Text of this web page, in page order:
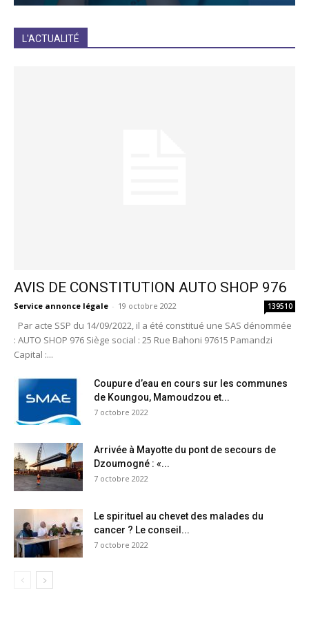
L'ACTUALITÉ
AVIS DE CONSTITUTION AUTO SHOP 976
Service annonce légale - 19 octobre 2022 139510
Par acte SSP du 14/09/2022, il a été constitué une SAS dénommée
: AUTO SHOP 976 Siège social : 25 Rue Bahoni 97615 Pamandzi
Capital :...
Coupure d’eau en cours sur les communes
de Koungou, Mamoudzou et...
7 octobre 2022
Arrivée à Mayotte du pont de secours de
Dzoumogné : «...
7 octobre 2022
Le spirituel au chevet des malades du
cancer ? Le conseil...
7 octobre 2022